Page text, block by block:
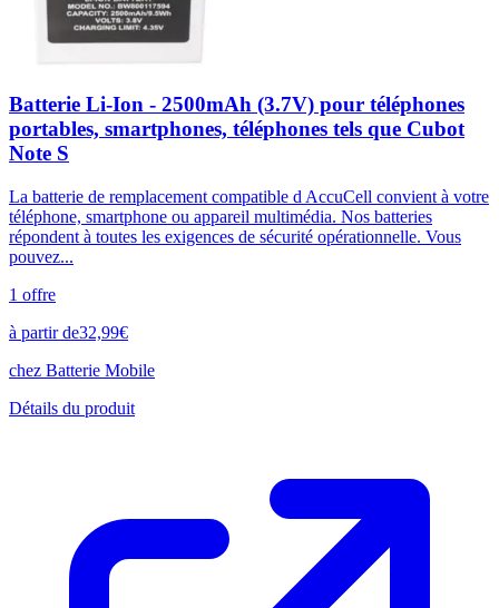
Batterie Li-Ion - 2500mAh (3.7V) pour téléphones
portables, smartphones, téléphones tels que Cubot
Note S
La batterie de remplacement compatible d AccuCell convient à votre
téléphone, smartphone ou appareil multimédia. Nos batteries
répondent à toutes les exigences de sécurité opérationnelle. Vous
pouvez...
1 offre
à partir de32,99€
chez Batterie Mobile
Détails du produit